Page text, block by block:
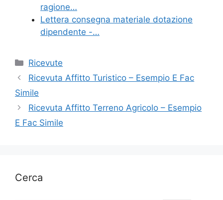
ragione…
Lettera consegna materiale dotazione
dipendente -…
Categorie
Ricevute
Ricevuta Affitto Turistico – Esempio E Fac
Simile
Ricevuta Affitto Terreno Agricolo – Esempio
E Fac Simile
Cerca